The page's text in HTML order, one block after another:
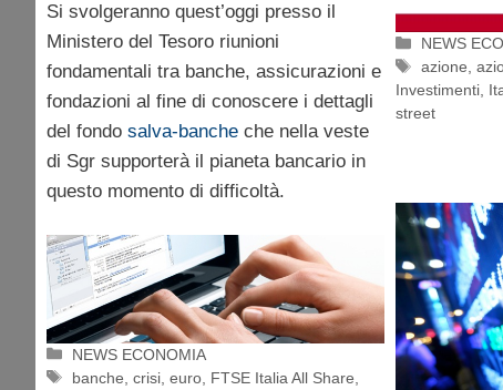
Categorie
NEWS
Tag
azione ,
Investimenti,
street
Si svolgeranno quest’oggi presso il
Ministero del Tesoro riunioni
fondamentali tra banche, assicurazioni e
fondazioni al fine di conoscere i dettagli
del fondo salva-banche che nella veste
di Sgr supporterà il pianeta bancario in
questo momento di difficoltà.
Categorie
NEWS ECONOMIA
Tag
banche ,crisi ,euro FTSE Italia All Share